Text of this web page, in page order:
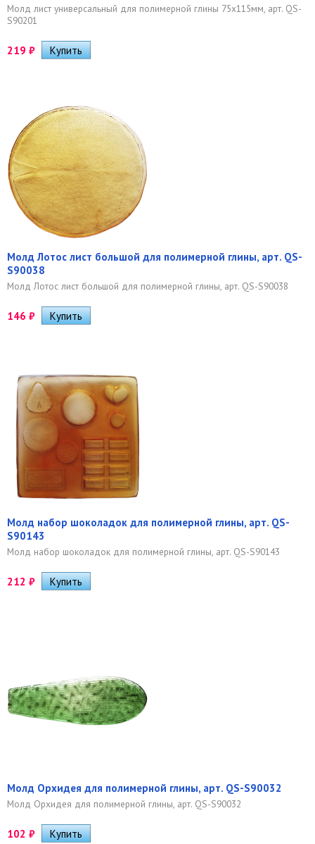
Молд лист универсальный для полимерной глины 75х115мм, арт. QS-
S90201
219 ₽
Молд Лотос лист большой для полимерной глины, арт. QS-
S90038
Молд Лотос лист большой для полимерной глины, арт. QS-S90038
146 ₽
Молд набор шоколадок для полимерной глины, арт. QS-
S90143
Молд набор шоколадок для полимерной глины, арт. QS-S90143
212 ₽
Молд Орхидея для полимерной глины, арт. QS-S90032
Молд Орхидея для полимерной глины, арт. QS-S90032
102 ₽